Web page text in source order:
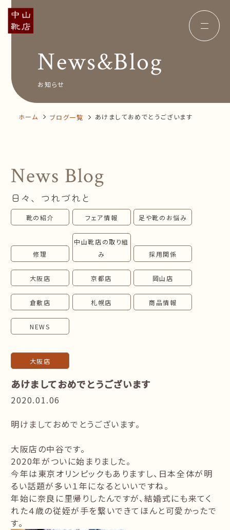
Concept コンセプト
Insole オーダー中敷き
News&Blog
Company 会社概要
オンラインショップ
お問い合わせ
News&Blog
お知らせ
ホーム ブログ一覧 あけましておめでとうございます
News Blog
日々、つれづれと
靴の紹介 フェア情報 足や靴のお悩み
修理
中山靴店の取り組
み
採用関係
大阪店 京都店 岡山店
倉敷店 札幌店 商品情報
NEWS
大阪店
あけましておめでとうございます
2020.01.06
明けましておめでとうございます。
大阪店の中谷です。
2020年がついに始まりました。
今年は東京オリンピックもありますし、日本全体が明
るい話題が多い１年になるといいですね。
年始に奈良に里帰りしたんですが、結婚式にも来てく
れた４歳の従姪が手を繋いできてほんと可愛かったで
す。